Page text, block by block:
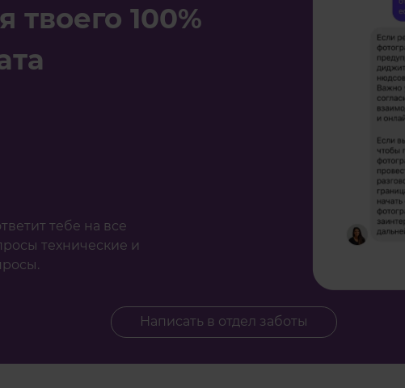
твоего 100%
тебе на все
технические и
Написать в отдел заботы